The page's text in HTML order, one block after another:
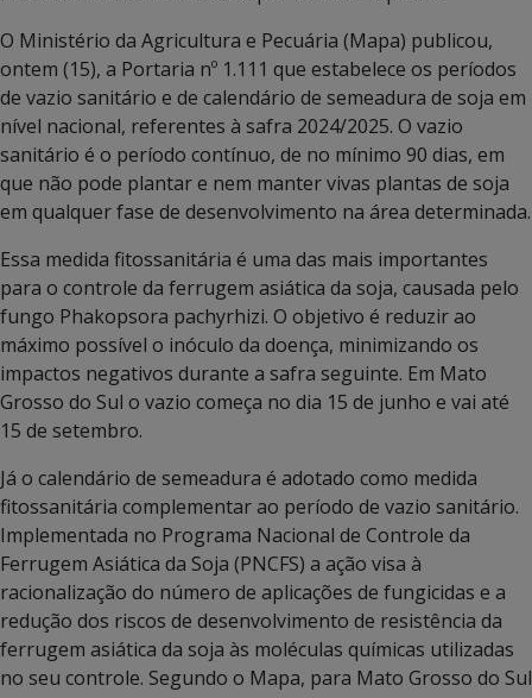
O Ministério da Agricultura e Pecuária (Mapa) publicou,
ontem (15), a Portaria nº 1.111 que estabelece os períodos
de vazio sanitário e de calendário de semeadura de soja em
nível nacional, referentes à safra 2024/2025. O vazio
sanitário é o período contínuo, de no mínimo 90 dias, em
que não pode plantar e nem manter vivas plantas de soja
em qualquer fase de desenvolvimento na área determinada.
Essa medida fitossanitária é uma das mais importantes
para o controle da ferrugem asiática da soja, causada pelo
fungo Phakopsora pachyrhizi. O objetivo é reduzir ao
máximo possível o inóculo da doença, minimizando os
impactos negativos durante a safra seguinte. Em Mato
Grosso do Sul o vazio começa no dia 15 de junho e vai até
15 de setembro.
Já o calendário de semeadura é adotado como medida
fitossanitária complementar ao período de vazio sanitário.
Implementada no Programa Nacional de Controle da
Ferrugem Asiática da Soja (PNCFS) a ação visa à
racionalização do número de aplicações de fungicidas e a
redução dos riscos de desenvolvimento de resistência da
ferrugem asiática da soja às moléculas químicas utilizadas
no seu controle. Segundo o Mapa, para Mato Grosso do Sul